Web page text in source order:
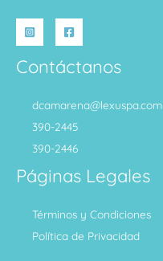
Contáctanos
dcamarena@lexuspa.com
390-2445
390-2446
Páginas Legales
Términos y Condiciones
Política de Privacidad